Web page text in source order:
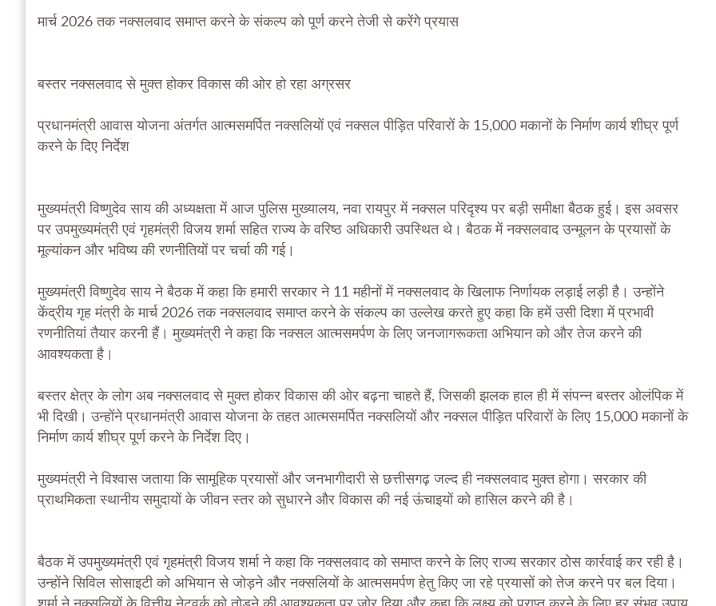
मार्च 2026 तक नक्सलवाद समाप्त करने के संकल्प को पूर्ण करने तेजी से करेंगे प्रयास
बस्तर नक्सलवाद से मुक्त होकर विकास की ओर हो रहा अग्रसर
प्रधानमंत्री आवास योजना अंतर्गत आत्मसमर्पित नक्सलियों एवं नक्सल पीड़ित परिवारों के 15,000 मकानों के निर्माण कार्य शीघ्र पूर्ण
करने के दिए निर्देश
मुख्यमंत्री विष्णुदेव साय की अध्यक्षता में आज पुलिस मुख्यालय, नवा रायपुर में नक्सल परिदृश्य पर बड़ी समीक्षा बैठक हुई। इस अवसर
पर उपमुख्यमंत्री एवं गृहमंत्री विजय शर्मा सहित राज्य के वरिष्ठ अधिकारी उपस्थित थे। बैठक में नक्सलवाद उन्मूलन के प्रयासों के
मूल्यांकन और भविष्य की रणनीतियों पर चर्चा की गई।
मुख्यमंत्री विष्णुदेव साय ने बैठक में कहा कि हमारी सरकार ने 11 महीनों में नक्सलवाद के खिलाफ निर्णायक लड़ाई लड़ी है। उन्होंने
केंद्रीय गृह मंत्री के मार्च 2026 तक नक्सलवाद समाप्त करने के संकल्प का उल्लेख करते हुए कहा कि हमें उसी दिशा में प्रभावी
रणनीतियां तैयार करनी हैं। मुख्यमंत्री ने कहा कि नक्सल आत्मसमर्पण के लिए जनजागरूकता अभियान को और तेज करने की
आवश्यकता है।
बस्तर क्षेत्र के लोग अब नक्सलवाद से मुक्त होकर विकास की ओर बढ़ना चाहते हैं, जिसकी झलक हाल ही में संपन्न बस्तर ओलंपिक में
भी दिखी। उन्होंने प्रधानमंत्री आवास योजना के तहत आत्मसमर्पित नक्सलियों और नक्सल पीड़ित परिवारों के लिए 15,000 मकानों के
निर्माण कार्य शीघ्र पूर्ण करने के निर्देश दिए।
मुख्यमंत्री ने विश्वास जताया कि सामूहिक प्रयासों और जनभागीदारी से छत्तीसगढ़ जल्द ही नक्सलवाद मुक्त होगा। सरकार की
प्राथमिकता स्थानीय समुदायों के जीवन स्तर को सुधारने और विकास की नई ऊंचाइयों को हासिल करने की है।
बैठक में उपमुख्यमंत्री एवं गृहमंत्री विजय शर्मा ने कहा कि नक्सलवाद को समाप्त करने के लिए राज्य सरकार ठोस कार्रवाई कर रही है।
उन्होंने सिविल सोसाइटी को अभियान से जोड़ने और नक्सलियों के आत्मसमर्पण हेतु किए जा रहे प्रयासों को तेज करने पर बल दिया।